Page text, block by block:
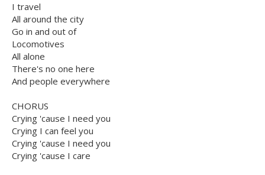
I travel
All around the city
Go in and out of
Locomotives
All alone
There's no one here
And people everywhere
CHORUS
Crying 'cause I need you
Crying I can feel you
Crying 'cause I need you
Crying 'cause I care